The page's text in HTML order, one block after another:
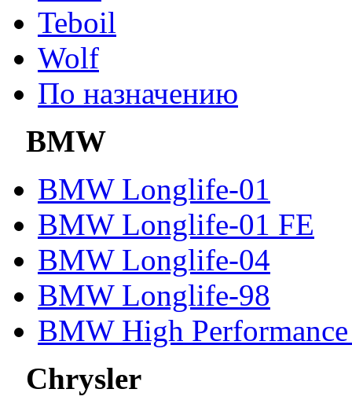
Teboil
Wolf
По назначению
BMW
BMW Longlife-01
BMW Longlife-01 FE
BMW Longlife-04
BMW Longlife-98
BMW High
Chrysler